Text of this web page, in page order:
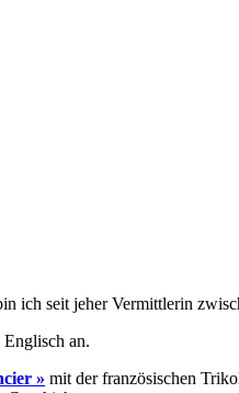
ich seit jeher Vermittlerin
an.
» mit der französischen